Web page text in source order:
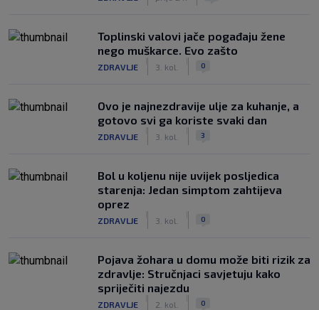
Toplinski valovi jače pogađaju žene
nego muškarce. Evo zašto
ZDRAVLJE 3. kol. 0
Ovo je najnezdravije ulje za kuhanje, a
gotovo svi ga koriste svaki dan
ZDRAVLJE 3. kol. 3
Bol u koljenu nije uvijek posljedica
starenja: Jedan simptom zahtijeva
oprez
ZDRAVLJE 3. kol. 0
Pojava žohara u domu može biti rizik za
zdravlje: Stručnjaci savjetuju kako
spriječiti najezdu
ZDRAVLJE 2. kol. 0